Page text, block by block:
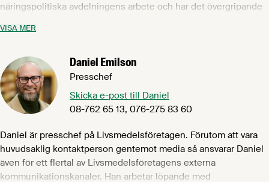
näringspolitiska avdelningens arbete och har det övergripande
kommunikation och näringspolitiska påverkansarbete. Han är
återkommande även med industri- och partsgemensamma
projekt och aktiviteter. Jimmy kommer närmast från rollen som
byråchef och vice VD på United Minds. Han var även partner i
Primegruppen som består av kommunikationsbyrån Prime och
strategiföretaget United Minds. Prime & United Minds utsågs
till en av världens mest kreativa byråer under hans tid på
företaget. Jimmy har en examen från civilingenjörsprogrammet
System i teknik och samhälle samt en fil kand i
företagsekonomi.
VISA MER
Daniel Emilson
Presschef
Skicka e-post till Daniel
08-762 65 13, 076-275 83 60
Daniel är presschef på Livsmedelsföretagen. Förutom att vara
huvudsaklig kontaktperson gentemot media så ansvarar Daniel
även för ett flertal av Livsmedelsföretagens externa
kommunikationskanaler. Han arbetar löpande med